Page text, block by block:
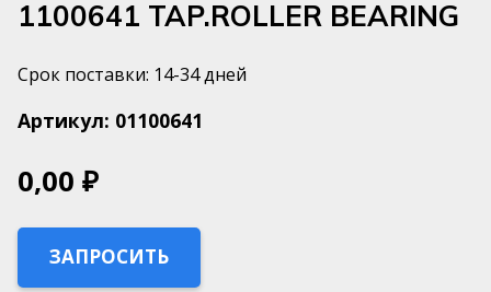
1100641 TAP.ROLLER BEARING
Срок поставки: 14-34 дней
Артикул: 01100641
0,00 ₽
ЗАПРОСИТЬ